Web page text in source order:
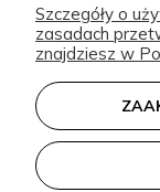
stawiamy
Wiemy, że
sprzedaży
Nasze
Szczegóły o
zasadach
znajdziesz w